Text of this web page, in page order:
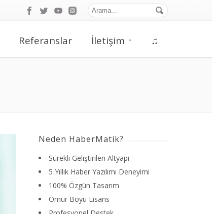
Referanslar İletişim ♫
Neden HaberMatik?
Sürekli Geliştirilen Altyapı
5 Yıllık Haber Yazılımı Deneyimi
100% Özgün Tasarım
Ömür Boyu Lisans